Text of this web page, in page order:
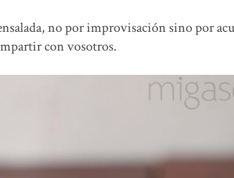
no por improvisación sino por
con vosotros.